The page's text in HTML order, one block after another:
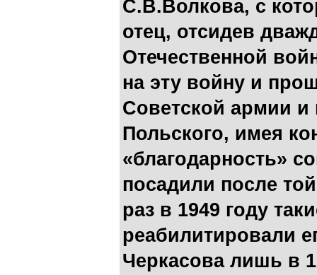
С.В.Волкова, с
отец, отсидев
Отечественной
на эту войну и
Советской армии
Польского, имея
«благодарность»
посадили после
раз в 1949 году
реабилитировали
Черкасова лишь в